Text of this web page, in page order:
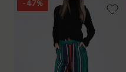
- 47%